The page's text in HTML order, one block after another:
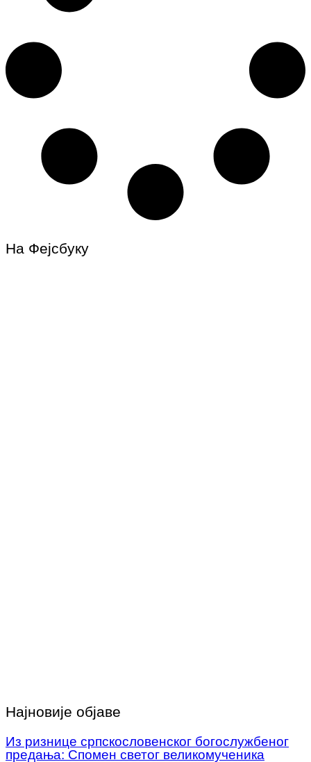
На Фејсбуку
Најновије објаве
Из ризнице српскословенског богослужбеног
предања: Спомен светог великомученика